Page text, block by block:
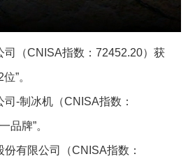
司（CNISA指数：72452.20）获
”。
-制冰机‌（CNISA指数：
品牌”。
有限公司（CNISA指数：